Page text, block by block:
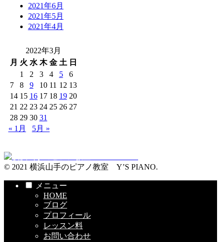
2021年6月
2021年5月
2021年4月
2022年3月
月 火 水 木 金 土 日
1
2 3 4 5
6
7
8 9 10 11 12 13
14 15 16 17 18 19 20
21 22 23 24 25 26 27
28 29 30 31
« 1月
5月 »
© 2021 横浜山手のピアノ教室 Y’S PIANO.
メニュー
HOME
ブログ
プロフィール
レッスン料
お問い合わせ